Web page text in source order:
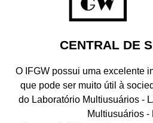
CENTRAL DE
O IFGW possui uma excelente
que pode ser muito útil à
do Laboratório Multiusuários -
Multiusuários -